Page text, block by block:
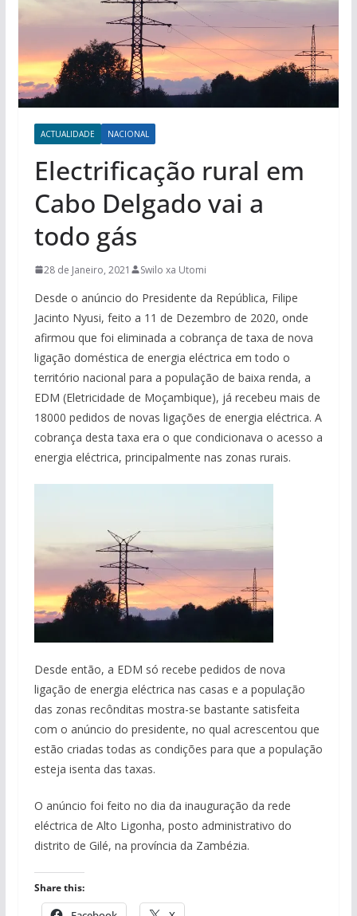
ACTUALIDADE NACIONAL
Electrificação rural em
Cabo Delgado vai a
todo gás
28 de Janeiro, 2021 Swilo xa Utomi
Desde o anúncio do Presidente da República, Filipe
Jacinto Nyusi, feito a 11 de Dezembro de 2020, onde
afirmou que foi eliminada a cobrança de taxa de nova
ligação doméstica de energia eléctrica em todo o
território nacional para a população de baixa renda, a
EDM (Eletricidade de Moçambique), já recebeu mais de
18000 pedidos de novas ligações de energia eléctrica. A
cobrança desta taxa era o que condicionava o acesso a
energia eléctrica, principalmente nas zonas rurais.
Desde então, a EDM só recebe pedidos de nova
ligação de energia eléctrica nas casas e a população
das zonas recônditas mostra-se bastante satisfeita
com o anúncio do presidente, no qual acrescentou que
estão criadas todas as condições para que a população
esteja isenta das taxas.
O anúncio foi feito no dia da inauguração da rede
eléctrica de Alto Ligonha, posto administrativo do
distrito de Gilé, na província da Zambézia.
Share this: